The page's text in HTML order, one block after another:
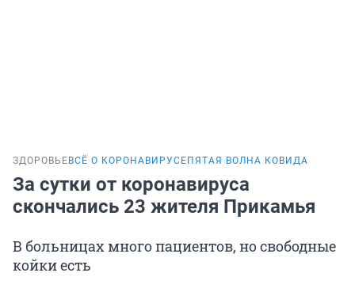
ЗДОРОВЬЕ ВСЁ О КОРОНАВИРУСЕ ПЯТАЯ ВОЛНА КОВИДА
За сутки от коронавируса
скончались 23 жителя Прикамья
В больницах много пациентов, но свободные
койки есть